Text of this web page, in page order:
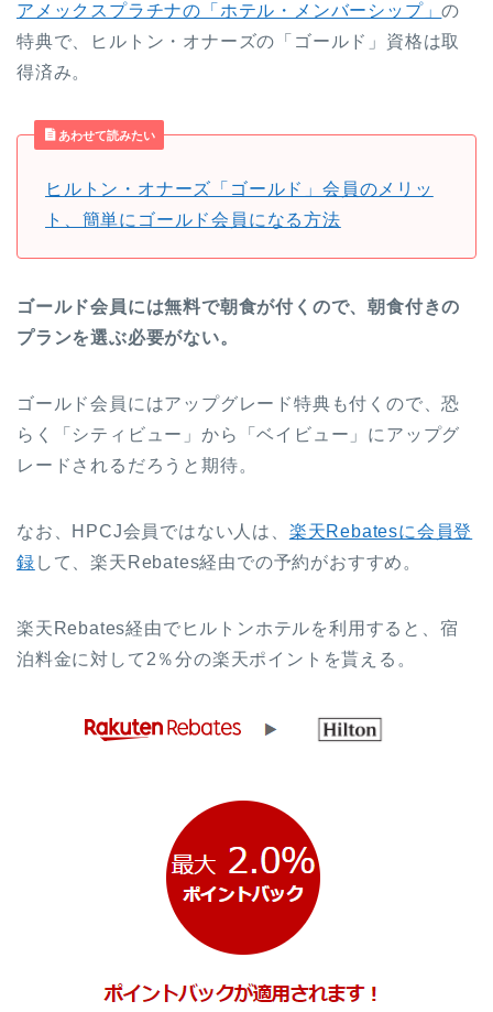
アメックスプラチナの「ホテル・メンバーシップ」の
特典で、ヒルトン・オナーズの「ゴールド」資格は取
得済み。
あわせて読みたい
ヒルトン・オナーズ「ゴールド」会員のメリッ
ト、簡単にゴールド会員になる方法
ゴールド会員には無料で朝食が付くので、朝食付きの
プランを選ぶ必要がない。
ゴールド会員にはアップグレード特典も付くので、恐
らく「シティビュー」から「ベイビュー」にアップグ
レードされるだろうと期待。
なお、HPCJ会員ではない人は、 楽天Rebatesに会員登
録 して、楽天Rebates経由での予約がおすすめ。
楽天Rebates経由でヒルトンホテルを利用すると、宿
泊料金に対して2％分の楽天ポイントを貰える。